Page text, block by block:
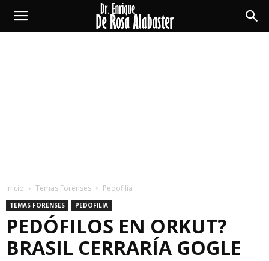
Enrique
Inicio Temas Forenses Pedofilia
TEMAS FORENSES PEDOFILIA
PEDÓFILOS EN ORKUT?
BRASIL CERRARÍA GOGLE